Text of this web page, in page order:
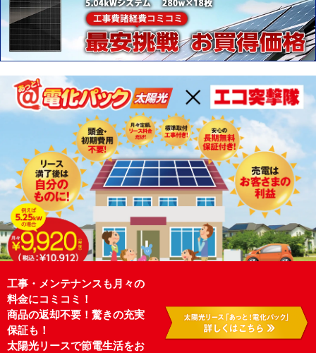
工事・メンテナンスも月々の
料金にコミコミ！
商品の返却不要！驚きの充実
保証も！
太陽光リースで節電生活をお